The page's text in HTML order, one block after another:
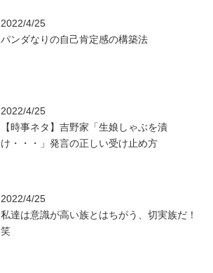
2022/4/25
パンダなりの自己肯定感の構築法
2022/4/25
【時事ネタ】吉野家「生娘しゃぶを漬
け・・・」発言の正しい受け止め方
2022/4/25
私達は意識が高い族とはちがう、切実族だ！
笑